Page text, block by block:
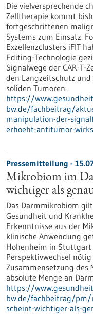
Die vielversprechende
Zelltherapie kommt
fortgeschrittenen
Systems zum Einsatz.
Exzellenzclusters iFIT
Editing-Technologie
Signalwege der CAR-T-
den Langzeitschutz
soliden Tumoren.
https://
bw.de/fachbeitrag/
manipulation-der-
erhoeht-antitumor-
Pressemitteilung -
Mikrobiom im
wichtiger als
Das Darmmikrobiom
Gesundheit und
Erkenntnisse aus der
klinische Anwendung
Hohenheim in
Perspektivwechsel
Zusammensetzung des
absolute Menge an
https://
bw.de/fachbeitrag/pm/
scheint-wichtiger-als-